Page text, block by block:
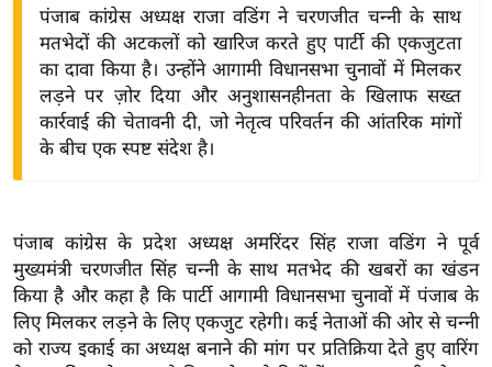
शे
ष
ज्ञ
रा
पंजाब कांग्रेस अध्यक्ष राजा वडिंग ने चरणजीत चन्नी के साथ
मतभेदों की अटकलों को खारिज करते हुए पार्टी की एकजुटता
का दावा किया है। उन्होंने आगामी विधानसभा चुनावों में मिलकर
लड़ने पर ज़ोर दिया और अनुशासनहीनता के खिलाफ सख्त
कार्रवाई की चेतावनी दी, जो नेतृत्व परिवर्तन की आंतरिक मांगों
के बीच एक स्पष्ट संदेश है।
पंजाब कांग्रेस के प्रदेश अध्यक्ष अमरिंदर सिंह राजा वडिंग ने पूर्व
मुख्यमंत्री चरणजीत सिंह चन्नी के साथ मतभेद की खबरों का खंडन
किया है और कहा है कि पार्टी आगामी विधानसभा चुनावों में पंजाब के
लिए मिलकर लड़ने के लिए एकजुट रहेगी। कई नेताओं की ओर से चन्नी
को राज्य इकाई का अध्यक्ष बनाने की मांग पर प्रतिक्रिया देते हुए वारिंग